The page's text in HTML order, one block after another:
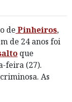
de Pinheiros,
de 24 anos foi
que
feira (27).
As